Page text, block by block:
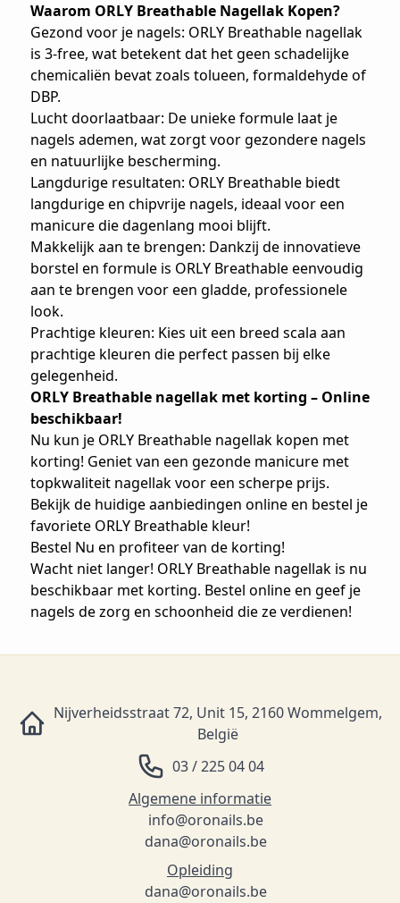
Waarom ORLY Breathable Nagellak Kopen?
Gezond voor je nagels: ORLY Breathable nagellak
is 3-free, wat betekent dat het geen schadelijke
chemicaliën bevat zoals tolueen, formaldehyde of
DBP.
Lucht doorlaatbaar: De unieke formule laat je
nagels ademen, wat zorgt voor gezondere nagels
en natuurlijke bescherming.
Langdurige resultaten: ORLY Breathable biedt
langdurige en chipvrije nagels, ideaal voor een
manicure die dagenlang mooi blijft.
Makkelijk aan te brengen: Dankzij de innovatieve
borstel en formule is ORLY Breathable eenvoudig
aan te brengen voor een gladde, professionele
look.
Prachtige kleuren: Kies uit een breed scala aan
prachtige kleuren die perfect passen bij elke
gelegenheid.
ORLY Breathable nagellak met korting – Online
beschikbaar!
Nu kun je ORLY Breathable nagellak kopen met
korting! Geniet van een gezonde manicure met
topkwaliteit nagellak voor een scherpe prijs.
Bekijk de huidige aanbiedingen online en bestel je
favoriete ORLY Breathable kleur!
Bestel Nu en profiteer van de korting!
Wacht niet langer! ORLY Breathable nagellak is nu
beschikbaar met korting. Bestel online en geef je
nagels de zorg en schoonheid die ze verdienen!
Nijverheidsstraat 72, Unit 15, 2160 Wommelgem,
België
03 / 225 04 04
Algemene informatie
info@oronails.be
dana@oronails.be
Opleiding
dana@oronails.be